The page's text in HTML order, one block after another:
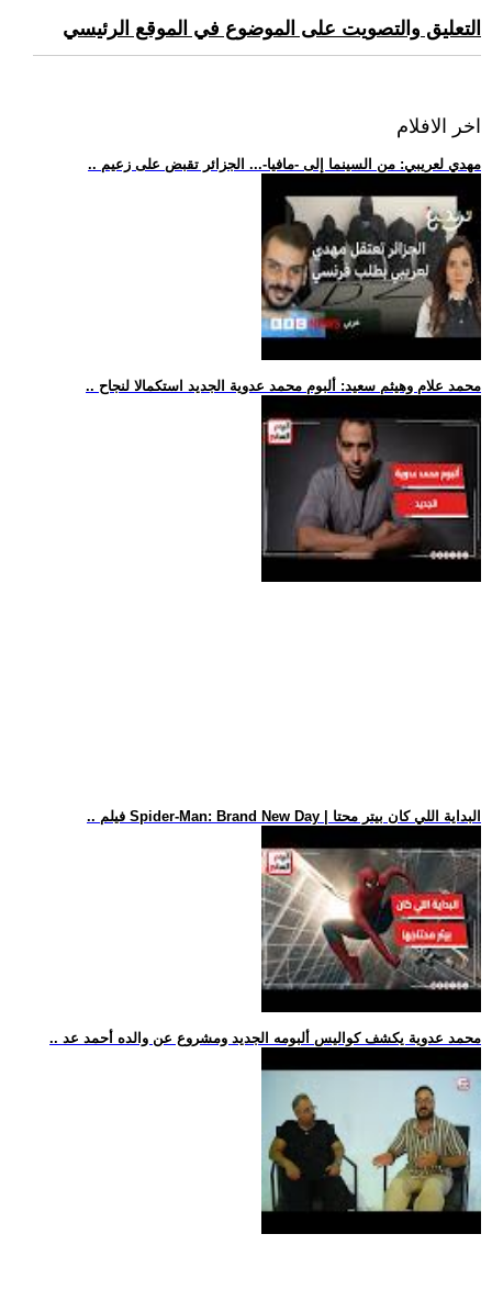
التعليق والتصويت على الموضوع في الموقع الرئيسي
اخر الافلام
.. مهدي لعريبي: من السينما إلى -مافيا-... الجزائر تقبض على زعيم
.. محمد علام وهيثم سعيد: ألبوم محمد عدوية الجديد استكمالا لنجاح
.. فيلم Spider-Man: Brand New Day | البداية اللي كان بيتر محتا
.. محمد عدوية يكشف كواليس ألبومه الجديد ومشروع عن والده أحمد عد